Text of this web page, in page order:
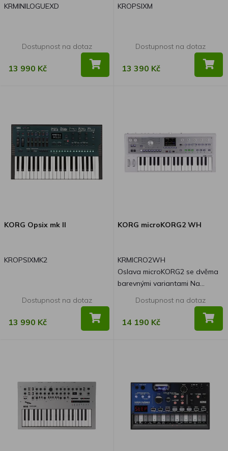
KRMINILOGUEXD
Dostupnost na dotaz
13 990 Kč
KROPSIXM
Dostupnost na dotaz
13 390 Kč
KORG Opsix mk II
KROPSIXMK2
Dostupnost na dotaz
13 990 Kč
KORG microKORG2 WH
KRMICRO2WH
Oslava microKORG2 se dvěma
barevnými variantami Na
trh jsou k dispozici dvě
limitované barevné edice.
Kromě ovládacího panelu a
chladný metalický černý model
a druhým je krásný metalický
bílý model s kombinací
perleťové bílé a stříbrné.
Dostupnost na dotaz
14 190 Kč